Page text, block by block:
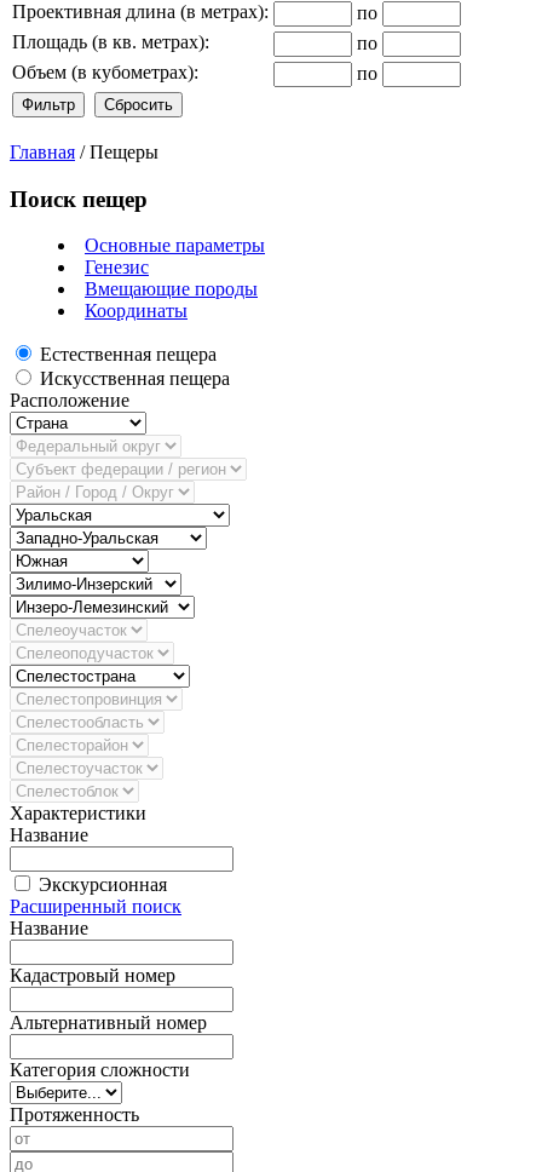
Проективная длина (в метрах):
по
Площадь (в кв. метрах):
по
Объем (в кубометрах):
по
Главная / Пещеры
Поиск пещер
Основные параметры
Генезис
Вмещающие породы
Координаты
Естественная пещера
Искусственная пещера
Расположение
Характеристики
Название
Экскурсионная
Расширенный поиск
Название
Кадастровый номер
Альтернативный номер
Категория сложности
Протяженность